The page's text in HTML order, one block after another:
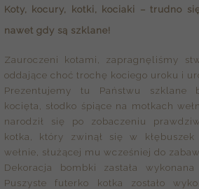
Koty, kocury, kotki, kociaki – trudno
nawet gdy są szklane!
Zauroczeni kotami, zapragnęliśmy
oddające choć trochę kociego uroku i
Prezentujemy tu Państwu szklane
kocięta, słodko śpiące na motkach
narodził się po zobaczeniu
kotka, który zwinął się w
wełnie, służącej mu wcześniej do
Dekoracja bombki zastała
Puszyste futerko kotka zostało